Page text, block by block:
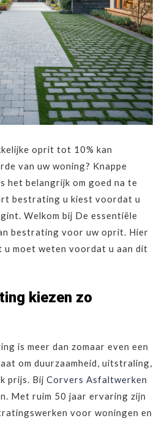
oprit tot 10% kan
van uw woning? Knappe
het belangrijk om goed na te
bestrating u kiest voordat u
Welkom bij De essentiële
bestrating voor uw oprit. Hier
u moet weten voordat u aan dit
kiezen zo
is meer dan zomaar even een
om duurzaamheid, uitstraling,
prijs. Bij Corvers Asfaltwerken
Met ruim 50 jaar ervaring zijn
voor woningen en